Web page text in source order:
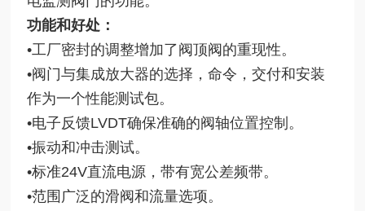
功能和好处：
•工厂密封的调整增加了阀顶阀的重现性。
•阀门与集成放大器的选择，命令，交付和安装
作为一个性能测试包。
•电子反馈LVDT确保准确的阀轴位置控制。
•振动和冲击测试。
•标准24V直流电源，带有宽公差频带。
•范围广泛的滑阀和流量选项。